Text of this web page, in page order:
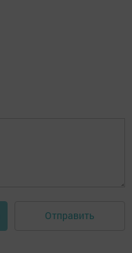
Отправить